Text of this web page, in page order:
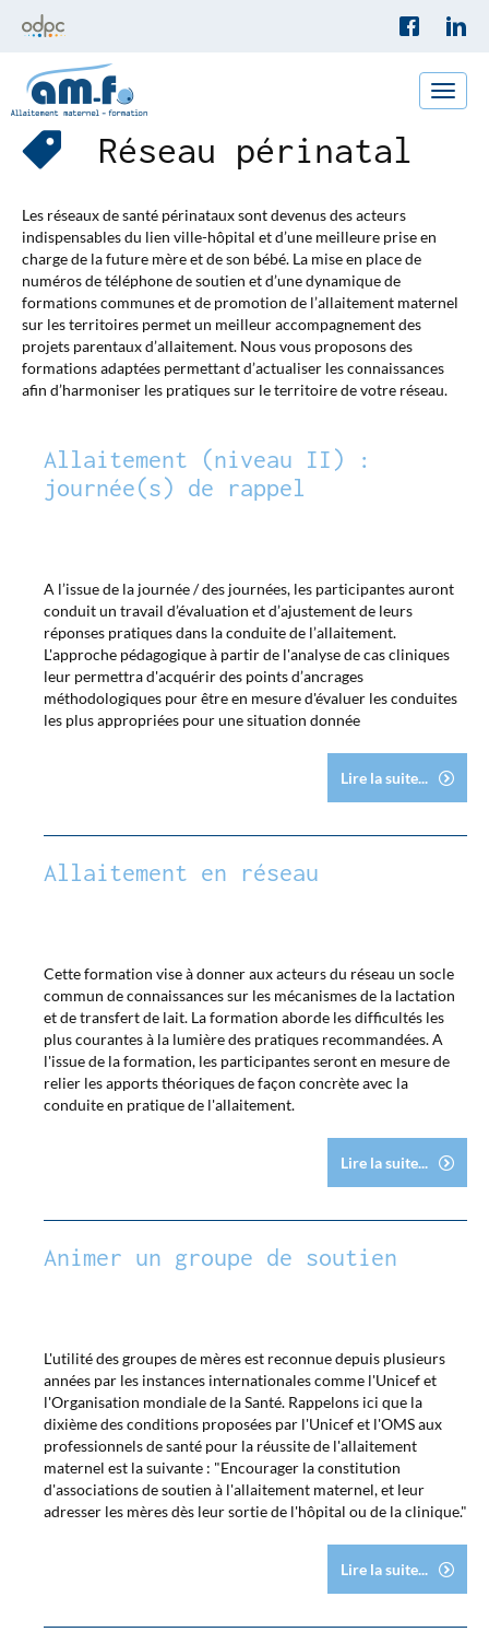
Toggle
Réseau périnatal
Les réseaux de santé périnataux sont devenus des acteurs
indispensables du lien ville-hôpital et d’une meilleure prise en
charge de la future mère et de son bébé. La mise en place de
numéros de téléphone de soutien et d’une dynamique de
formations communes et de promotion de l’allaitement maternel
sur les territoires permet un meilleur accompagnement des
projets parentaux d’allaitement. Nous vous proposons des
formations adaptées permettant d’actualiser les connaissances
afin d’harmoniser les pratiques sur le territoire de votre réseau.
Allaitement (niveau II) :
journée(s) de rappel
A l’issue de la journée / des journées, les participantes auront
conduit un travail d’évaluation et d’ajustement de leurs
réponses pratiques dans la conduite de l’allaitement.
L'approche pédagogique à partir de l'analyse de cas cliniques
leur permettra d'acquérir des points d’ancrages
méthodologiques pour être en mesure d'évaluer les conduites
les plus appropriées pour une situation donnée
Lire la suite...
Allaitement en réseau
Cette formation vise à donner aux acteurs du réseau un socle
commun de connaissances sur les mécanismes de la lactation
et de transfert de lait. La formation aborde les difficultés les
plus courantes à la lumière des pratiques recommandées. A
l'issue de la formation, les participantes seront en mesure de
relier les apports théoriques de façon concrète avec la
conduite en pratique de l'allaitement.
Lire la suite...
Animer un groupe de soutien
L'utilité des groupes de mères est reconnue depuis plusieurs
années par les instances internationales comme l'Unicef et
l'Organisation mondiale de la Santé. Rappelons ici que la
dixième des conditions proposées par l'Unicef et l'OMS aux
professionnels de santé pour la réussite de l'allaitement
maternel est la suivante : "Encourager la constitution
d'associations de soutien à l'allaitement maternel, et leur
adresser les mères dès leur sortie de l'hôpital ou de la clinique."
Lire la suite...